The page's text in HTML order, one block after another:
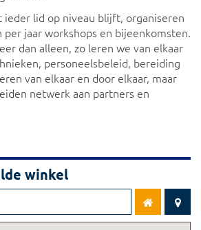
ieder lid op niveau blijft, organiseren
jaar workshops en bijeenkomsten.
dan alleen, zo leren we van elkaar
personeelsbeleid, bereiding
van elkaar en door elkaar, maar
netwerk aan partners en
winkel